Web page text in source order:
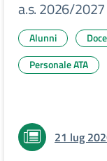
a.s. 2026/2027
Alunni
Personale ATA
21 lug